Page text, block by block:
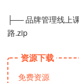
├── 品牌管理线上
路.zip
资源下载
免费资源